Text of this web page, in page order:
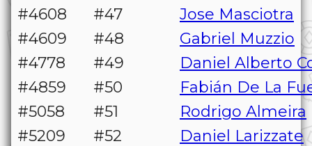
#4608
#47
Jose Masciotra
#4609
#48
Gabriel Muzzio
#4778
#49
Daniel Alberto
#4859
#50
Fabián De La
#5058
#51
Rodrigo Almeira
#5209
#52
Daniel Larizzate